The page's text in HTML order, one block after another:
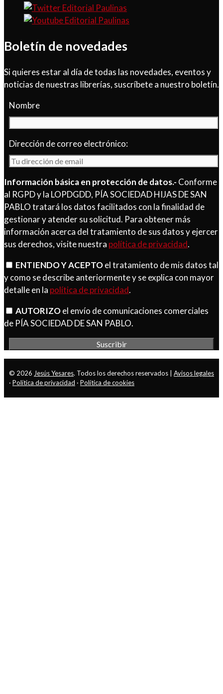
Boletín de novedades
Si quieres estar al día de todas las novedades, eventos y
noticias de nuestras librerías, suscríbete a nuestro boletín.
Nombre
Dirección de correo electrónico:
Información básica en protección de datos.- Conforme
al RGPD y la LOPDGDD, PÍA SOCIEDAD HIJAS DE SAN
PABLO tratará los datos facilitados con la finalidad de
gestionar y atender su solicitud. Para obtener más
información acerca del tratamiento de sus datos y ejercer
sus derechos, visite nuestra política de privacidad.
ENTIENDO Y ACEPTOel tratamiento de mis datos tal
y como se describe anteriormente y se explica con mayor
detalle en la política de privacidad.
AUTORIZOel envío de comunicaciones comerciales
de PÍA SOCIEDAD DE SAN PABLO.
© 2026 Jesús Yesares. Todos los derechos reservados | Avisos legales
· Política de privacidad · Política de cookies